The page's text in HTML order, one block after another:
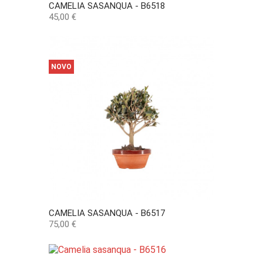
CAMELIA SASANQUA - B6518
Preço
45,00 €
CAMELIA SASANQUA - B6517
Preço
75,00 €
NOVO